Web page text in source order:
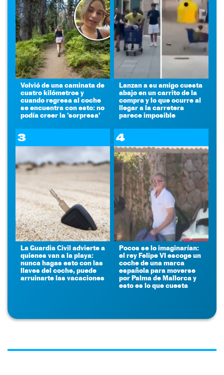
Volvió de una caminata de
cuatro kilómetros y
cuando regresa al coche
se encuentra con esto: no
podía creer la 'sorpresa'
Lanzan a su amigo cuesta
abajo en un carrito de la
compra y lo que ocurre al
llegar a la carretera
parece imposible
3
La Guardia Civil advierte a
quienes van a la playa:
nunca hagas esto con las
llaves del coche, puede
arruinarte las vacaciones
4
Pocos se lo imaginarían:
el rey Felipe VI escoge un
coche de una marca
española para moverse
por Palma de Mallorca y
esto es lo que cuesta